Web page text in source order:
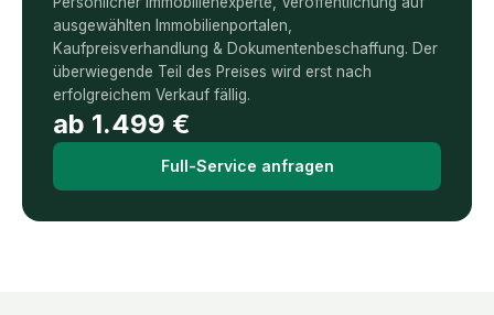
ausgewählten Immobilienportalen,
Kaufpreisverhandlung & Dokumentenbeschaffung. Der
überwiegende Teil des Preises wird erst nach
erfolgreichem Verkauf fällig.
ab 1.499 €
Full-Service anfragen